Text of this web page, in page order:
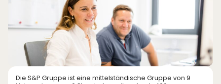
Die S&P Gruppe ist eine mittelständische Gruppe von 9